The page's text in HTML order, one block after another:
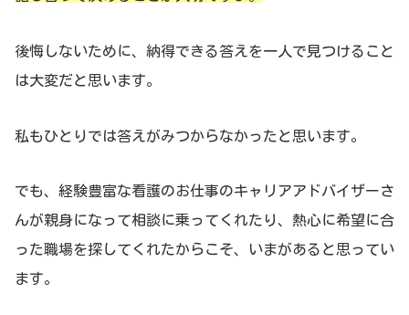
後悔しないために、納得できる答えを一人で見つけること
は大変だと思います。
私もひとりでは答えがみつからなかったと思います。
でも、経験豊富な看護のお仕事のキャリアアドバイザーさ
んが親身になって相談に乗ってくれたり、熱心に希望に合
った職場を探してくれたからこそ、いまがあると思ってい
ます。